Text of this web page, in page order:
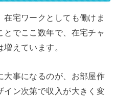
宅ワークとしても働けま
でここ数年で、在宅チャ
えています。
大事になるのが、お部屋作
イン次第で収入が大きく変